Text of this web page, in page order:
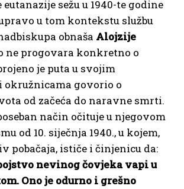
sežu u 1940-te godine
u tom kontekstu službu
obnaša Alojzije
ne progovara konkretno o
je puta u svojim
govorio o
od začeća do naravne smrti.
način očituje u njegovom
od 10. siječnja 1940., u kojem,
pobačaja, ističe i činjenicu da:
nevinog čovjeka vapi u
Ono je odurno i grešno